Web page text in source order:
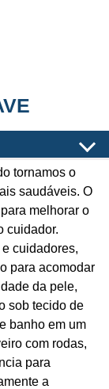
tornamos o
saudáveis. O
melhorar o
cuidador.
cuidadores,
para acomodar
da pele,
sob tecido de
banho em um
com rodas,
para
a